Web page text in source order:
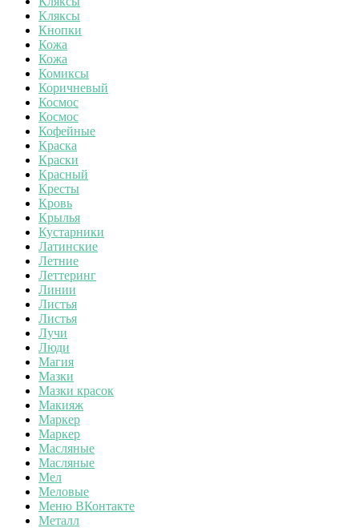
Кляксы
Кнопки
Кожа
Кожа
Комиксы
Коричневый
Космос
Космос
Кофейные
Краска
Краски
Красный
Кресты
Кровь
Крылья
Кустарники
Латинские
Летние
Леттеринг
Линии
Листья
Листья
Лучи
Люди
Магия
Мазки
Мазки красок
Макияж
Маркер
Маркер
Масляные
Масляные
Мел
Меловые
Меню ВКонтакте
Металл